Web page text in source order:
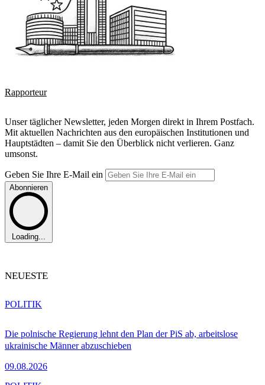
Rapporteur
Unser täglicher Newsletter, jeden Morgen direkt in Ihrem Postfach.
Mit aktuellen Nachrichten aus den europäischen Institutionen und
Hauptstädten – damit Sie den Überblick nicht verlieren. Ganz
umsonst.
Geben Sie Ihre E-Mail ein
Abonnieren
Loading...
NEUESTE
Die polnische Regierung lehnt den Plan der PiS ab, arbeitslose
ukrainische Männer abzuschieben
09.08.2026
POLITIK